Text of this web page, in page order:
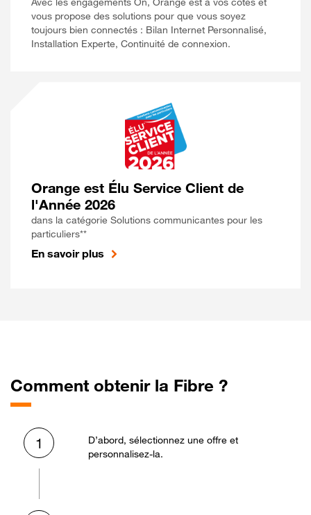
vous propose des solutions pour que vous soyez
toujours bien connectés : Bilan Internet Personnalisé,
Installation Experte, Continuité de connexion.
Orange est Élu Service Client de
l'Année 2026
dans la catégorie Solutions communicantes pour les
particuliers**
En savoir plus
Comment obtenir la Fibre ?
1
D’abord, sélectionnez une offre et
personnalisez-la.